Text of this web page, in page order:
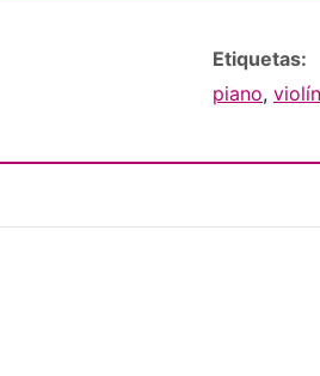
Etiquetas:
piano, violín